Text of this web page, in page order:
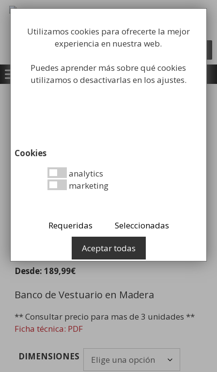
Saltar
contenido
equipamiento para la higiene industrial
Búsqueda
Banco de Vestuario en
Madera
Desde: 189,99€
Banco de Vestuario en Madera
** Consultar precio para mas de 3 unidades **
Ficha técnica: PDF
DIMENSIONES
Utilizamos cookies para ofrecerte la mejor
experiencia en nuestra web.
Puedes aprender más sobre qué cookies
utilizamos o desactivarlas en los ajustes.
Cookies
analytics
marketing
Requeridas Seleccionadas
Aceptar todas